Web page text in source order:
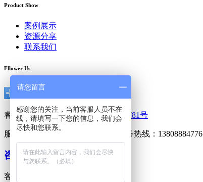
Product Show
案例展示
资源分享
联系我们
Fllower Us
睿阳广告 版权所有，粤ICP备13053781号
服务热线：020-85563980 24小时服务热线：13808884776
咨询在线客服
客户专属热线
请您留言
感谢您的关注，当前客服人员不在
线，请填写一下您的信息，我们会
尽快和您联系。